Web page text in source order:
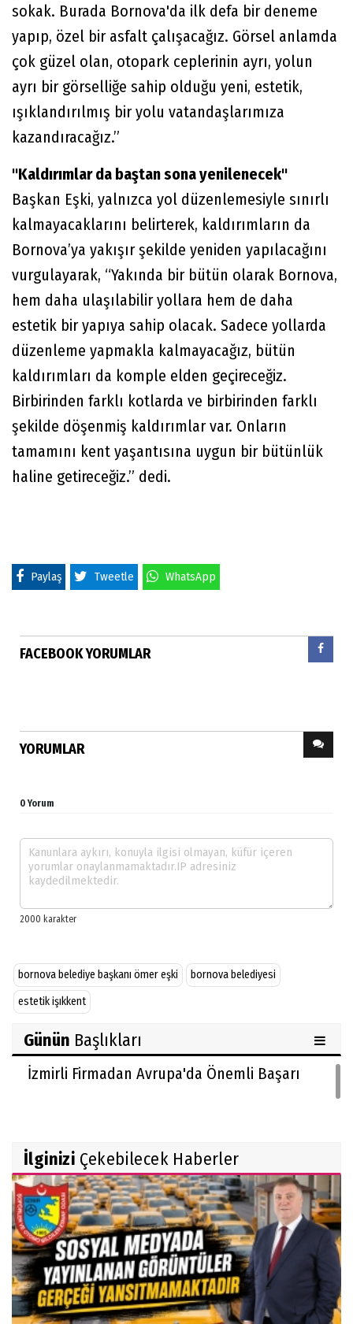
sokak. Burada Bornova'da ilk defa bir deneme
yapıp, özel bir asfalt çalışacağız. Görsel anlamda
çok güzel olan, otopark ceplerinin ayrı, yolun
ayrı bir görselliğe sahip olduğu yeni, estetik,
ışıklandırılmış bir yolu vatandaşlarımıza
kazandıracağız.”
"Kaldırımlar da baştan sona yenilenecek"
Başkan Eşki, yalnızca yol düzenlemesiyle sınırlı
kalmayacaklarını belirterek, kaldırımların da
Bornova’ya yakışır şekilde yeniden yapılacağını
vurgulayarak, “Yakında bir bütün olarak Bornova,
hem daha ulaşılabilir yollara hem de daha
estetik bir yapıya sahip olacak. Sadece yollarda
düzenleme yapmakla kalmayacağız, bütün
kaldırımları da komple elden geçireceğiz.
Birbirinden farklı kotlarda ve birbirinden farklı
şekilde döşenmiş kaldırımlar var. Onların
tamamını kent yaşantısına uygun bir bütünlük
haline getireceğiz.” dedi.
Paylaş Tweetle WhatsApp
FACEBOOK YORUMLAR
YORUMLAR
0 Yorum
bornova belediye başkanı ömer eşki
bornova belediyesi
estetik işıkkent
Günün Başlıkları
İzmirli Firmadan Avrupa'da Önemli Başarı
İlginizi Çekebilecek Haberler